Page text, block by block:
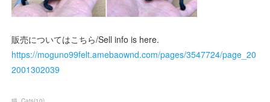
販売についてはこちら/Sell info is here.
https://moguno99felt.amebaownd.com/pages/3547724/page_20
2001302039